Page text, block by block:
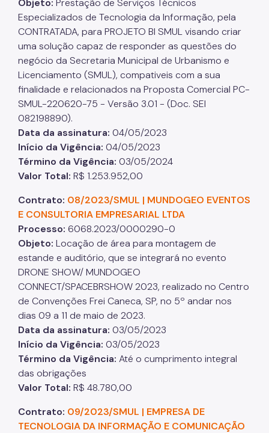
Objeto: Prestação de Serviços Técnicos
Especializados de Tecnologia da Informação, pela
CONTRATADA, para PROJETO BI SMUL visando criar
uma solução capaz de responder as questões do
negócio da Secretaria Municipal de Urbanismo e
Licenciamento (SMUL), compativeis com a sua
finalidade e relacionados na Proposta Comercial PC-
SMUL-220620-75 - Versão 3.01 - (Doc. SEI
082198890).
Data da assinatura: 04/05/2023
Início da Vigência: 04/05/2023
Término da Vigência: 03/05/2024
Valor Total: R$ 1.253.952,00
Contrato: 08/2023/SMUL | MUNDOGEO EVENTOS
E CONSULTORIA EMPRESARIAL LTDA
Processo: 6068.2023/0000290-0
Objeto: Locação de área para montagem de
estande e auditório, que se integrará no evento
DRONE SHOW/ MUNDOGEO
CONNECT/SPACEBRSHOW 2023, realizado no Centro
de Convenções Frei Caneca, SP, no 5º andar nos
dias 09 a 11 de maio de 2023.
Data da assinatura: 03/05/2023
Início da Vigência: 03/05/2023
Término da Vigência: Até o cumprimento integral
das obrigações
Valor Total: R$ 48.780,00
Contrato: 09/2023/SMUL | EMPRESA DE
TECNOLOGIA DA INFORMAÇÃO E COMUNICAÇÃO